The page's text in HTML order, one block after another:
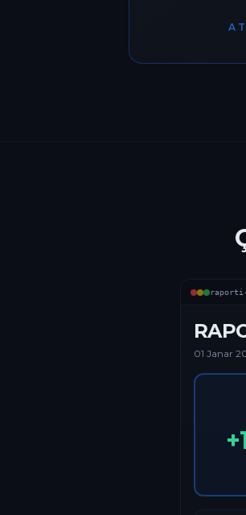
01 Janar
+